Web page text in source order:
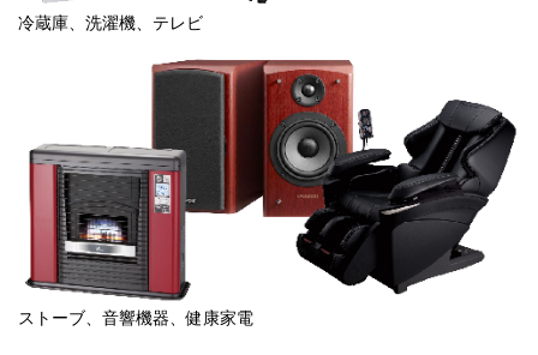
冷蔵庫、洗濯機、テレビ
ストーブ、音響機器、健康家電